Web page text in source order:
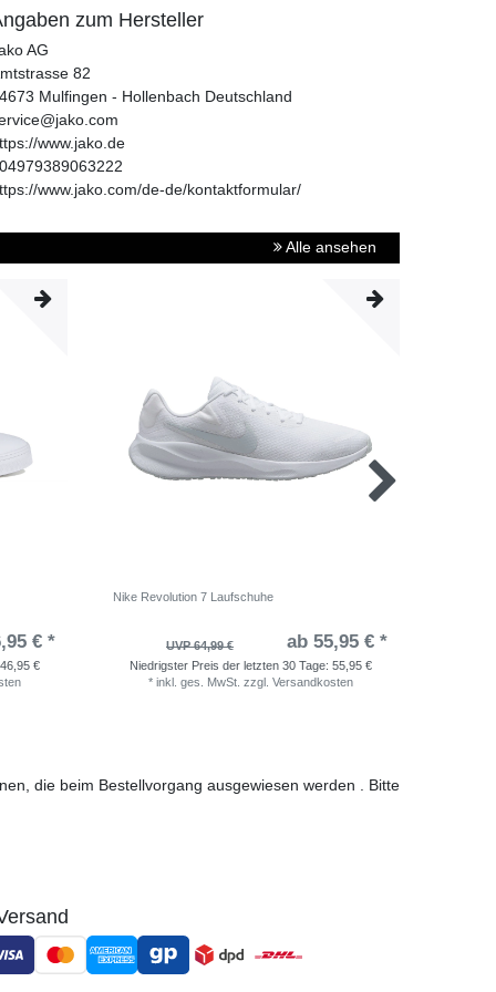
zum Hersteller
AG
82
Mulfingen - Hollenbach Deutschland
www.jako.de
www.jako.com/de-de/kontaktformular/
Alle ansehen
€ *
46,95 €
Nike Revolution 7 Laufschuhe
UVP 64,99 € ab 55,95 € *
Niedrigster Preis der letzten 30 Tage: 55,95 €
* inkl. ges. MwSt. zzgl. Versandkosten
die beim Bestellvorgang ausgewiesen werden . Bitte